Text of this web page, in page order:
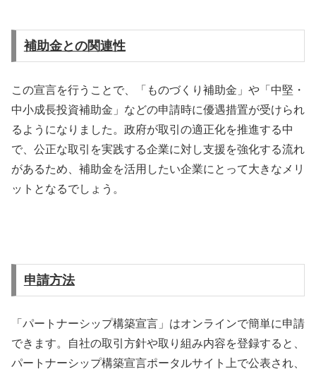
補助金との関連性
この宣言を行うことで、「ものづくり補助金」や「中堅・
中小成長投資補助金」などの申請時に優遇措置が受けられ
るようになりました。政府が取引の適正化を推進する中
で、公正な取引を実践する企業に対し支援を強化する流れ
があるため、補助金を活用したい企業にとって大きなメリ
ットとなるでしょう。
申請方法
「パートナーシップ構築宣言」はオンラインで簡単に申請
できます。自社の取引方針や取り組み内容を登録すると、
パートナーシップ構築宣言ポータルサイト上で公表され、